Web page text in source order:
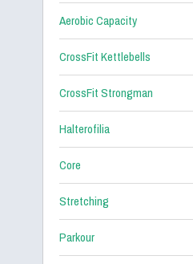
Aerobic Capacity
CrossFit Kettlebells
CrossFit Strongman
Halterofilia
Core
Stretching
Parkour